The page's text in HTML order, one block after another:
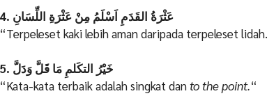
4. عَثْرَةُ القَدَمِ اَسْلَمُ مِنْ عَثْرَةِ اللِّسَانِ
“Terpeleset kaki lebih aman daripada terpeleset
5. خَيْرُ التكَلمِ مَا قَلَّ وَدَلَّ
“Kata-kata terbaik adalah singkat danto the point.“